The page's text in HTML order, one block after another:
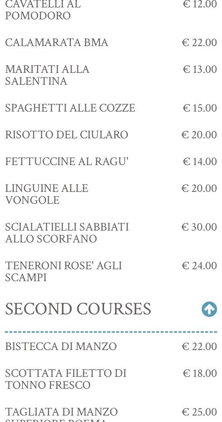
CAVATELLI AL
POMODORO
€ 12.00
CALAMARATA BMA
€ 22.00
MARITATI ALLA
SALENTINA
€ 13.00
SPAGHETTI ALLE COZZE
€ 15.00
RISOTTO DEL CIULARO
€ 20.00
FETTUCCINE AL RAGU'
€ 14.00
LINGUINE ALLE
VONGOLE
€ 20.00
SCIALATIELLI SABBIATI
ALLO SCORFANO
€ 30.00
TENERONI ROSE' AGLI
SCAMPI
€ 24.00
SECOND COURSES
BISTECCA DI MANZO
€ 22.00
SCOTTATA FILETTO DI
TONNO FRESCO
€ 18.00
TAGLIATA DI MANZO € 25.00